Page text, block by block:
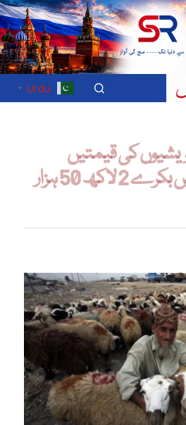
Urdu
▼
کی قیمتیں
آسمان پر، لاہور میں بکرے 2 لاکھ 50 ہزار